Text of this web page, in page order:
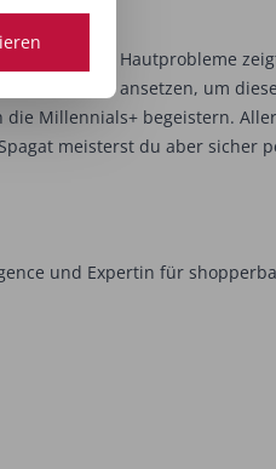
spezifischen Hautprobleme
kannst du ansetzen, um
Millennials+ begeistern.
meisterst du aber sicher
und Expertin für